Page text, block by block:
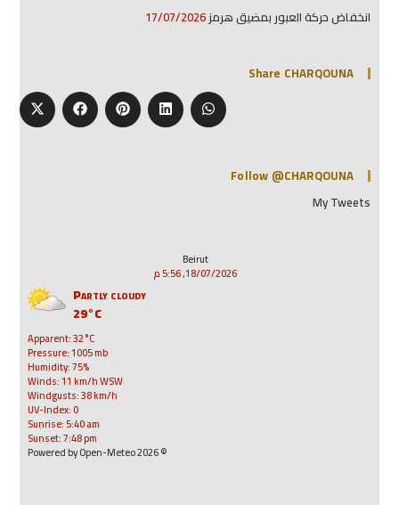
انخفاض حركة العبور بمضيق هرمز17/07/2026
Share CHARQOUNA
Follow @CHARQOUNA
My Tweets
Beirut
18/07/2026, 5:56 م
Partly cloudy
29°C
Apparent: 32°C
Pressure: 1005 mb
Humidity: 75%
Winds: 11 km/h WSW
Windgusts: 38 km/h
UV-Index: 0
Sunrise: 5:40 am
Sunset: 7:48 pm
© 2026 Powered by Open-Meteo